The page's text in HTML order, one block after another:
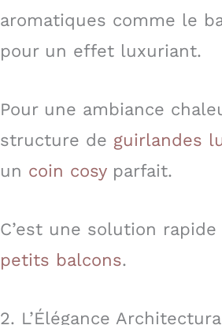
aromatiques comme le
pour un effet luxuriant.
Pour une ambiance
structure de guirlandes
un coin cosyparfait.
C’est une solution
petits balcons.
2. L’Élégance